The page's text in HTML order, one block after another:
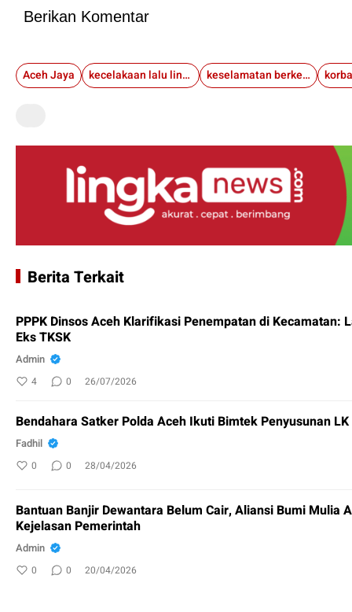
Berikan Komentar
Aceh Jaya kecelakaan lalu lintas keselamatan berkendara
Berita Terkait
PPPK Dinsos Aceh Klarifikasi Penempatan di Kecamatan:
Eks TKSK
Admin
4 0 26/07/2026
Bendahara Satker Polda Aceh Ikuti Bimtek Penyusunan LK
Fadhil
0 0 28/04/2026
Bantuan Banjir Dewantara Belum Cair, Aliansi Bumi Mulia
Kejelasan Pemerintah
Admin
0 0 20/04/2026